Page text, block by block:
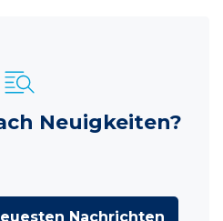
Neuigkeiten?
Nachrichten